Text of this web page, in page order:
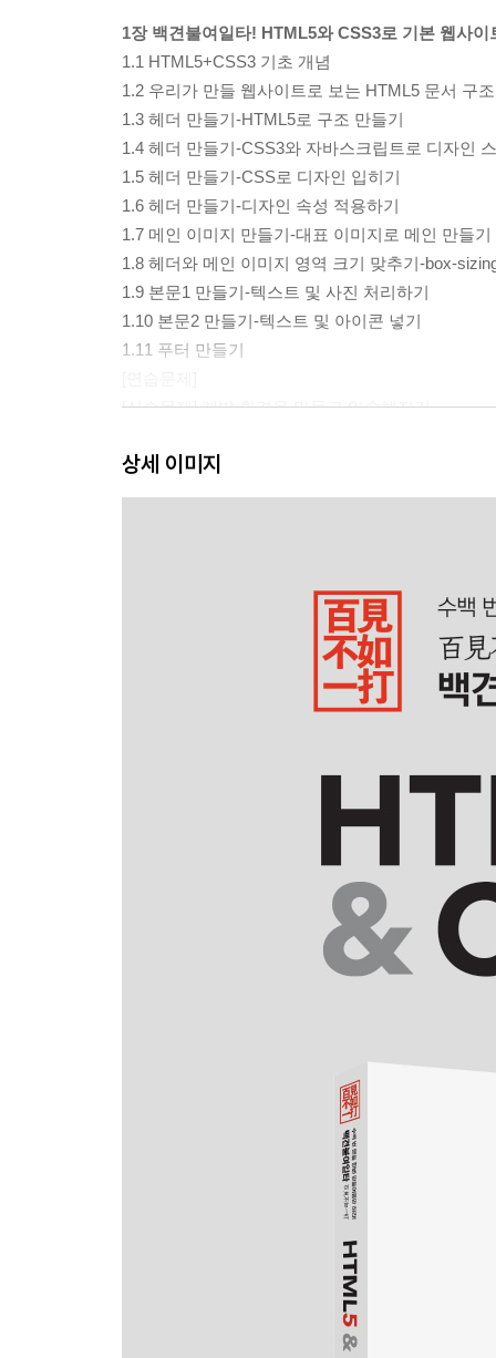
1장 백견불여일타! HTML5와 CSS3로 기본 웹사이
1.1 HTML5+CSS3 기초 개념
1.2 우리가 만들 웹사이트로 보는 HTML5 문서 구조
1.3 헤더 만들기-HTML5로 구조 만들기
1.4 헤더 만들기-CSS3와 자바스크립트로 디자인
1.5 헤더 만들기-CSS로 디자인 입히기
1.6 헤더 만들기-디자인 속성 적용하기
1.7 메인 이미지 만들기-대표 이미지로 메인 만들기
1.8 헤더와 메인 이미지 영역 크기 맞추기-box-
1.9 본문1 만들기-텍스트 및 사진 처리하기
1.10 본문2 만들기-텍스트 및 아이콘 넣기
1.11 푸터 만들기
[실습문제] 개발 환경을 만들고 익숙해지기
2장 HTML5의 기초
2.1 DocType
2.5 HTML5 멀티미디어 태그
2.7 HTML5에서 추가된 form 관련 태그들
[실습문제] 속성 적용과 웹 페이지 디자인 실습
[실습문제] 블로그 형식의 웹 페이지 디자인 실습
5장 CSS를 이용한 텍스트와 문장 구성
상세 이미지